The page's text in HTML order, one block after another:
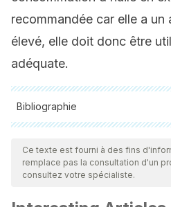
recommandée car elle a
élevé, elle doit donc être
adéquate.
Bibliographie
Toutes les sources citées ont été
par notre équipe pour garantir
actualité et leur validité. La
ou scientifique
Ce texte est fourni à des fins
remplace pas la consultation d'un
consultez votre spécialiste.